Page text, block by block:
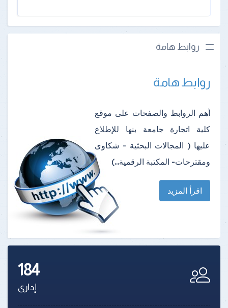
روابط هامة
روابط هامة
أهم الروابط والصفحات على موقع
كلية اتجارة جامعة بنها للإطلاع
عليها ( المجالات البحثية - شكاوى
ومقترحات- المكتبة الرقمية...)
اقرأ المزيد
184
إدارى